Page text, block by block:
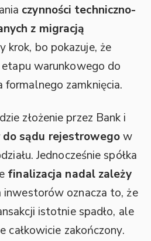
czynności techniczno-
z migracją
krok, bo pokazuje, że
etapu warunkowego do
zamknięcia.
złożenie przez Bank i
sądu rejestrowegow
Jednocześnie spółka
finalizacja nadal zależy
inwestorów oznacza to, że
istotnie spadło, ale
całkowicie zakończony.